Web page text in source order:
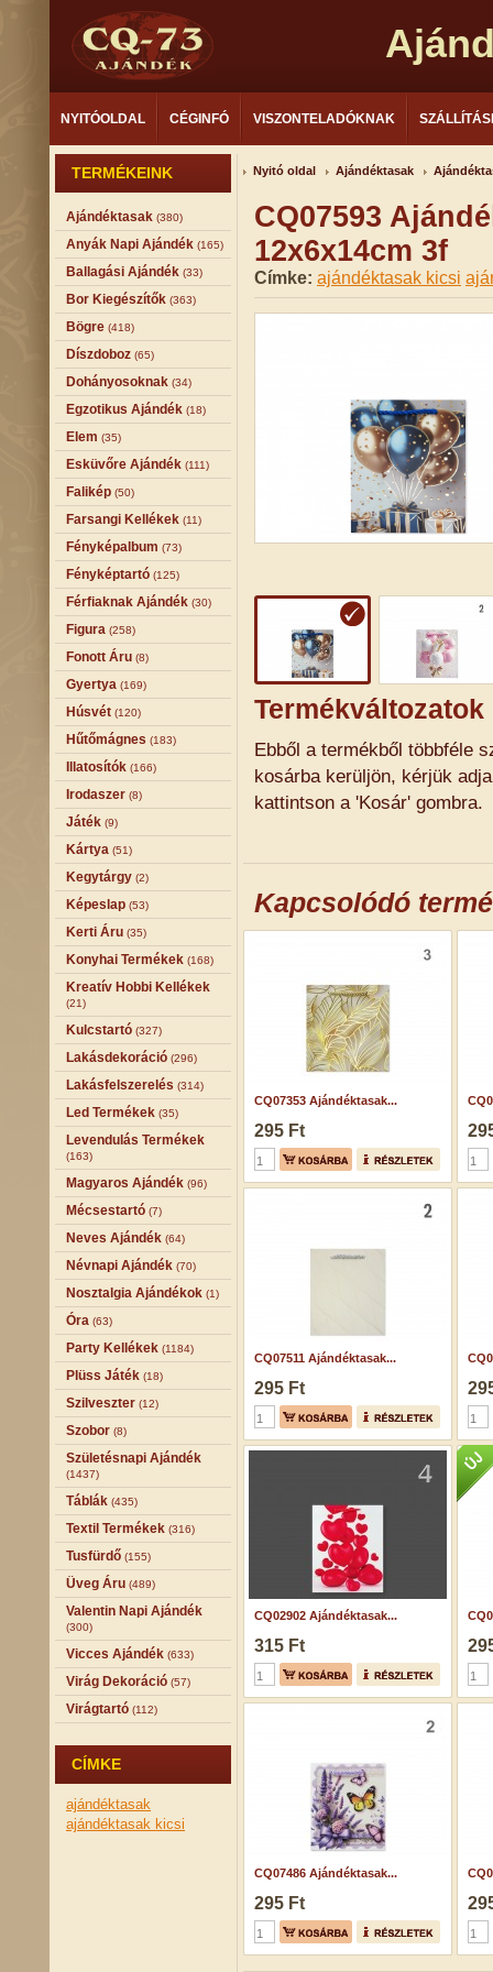
NYITÓOLDAL CÉGINFÓ VISZONTELADÓKNAK
TERMÉKEINK
Ajándéktasak (380)
Anyák Napi Ajándék (165)
Ballagási Ajándék (33)
Bor Kiegészítők (363)
Bögre (418)
Díszdoboz (65)
Dohányosoknak (34)
Egzotikus Ajándék (18)
Elem (35)
Esküvőre Ajándék (111)
Falikép (50)
Farsangi Kellékek (11)
Fényképalbum (73)
Fényképtartó (125)
Férfiaknak Ajándék (30)
Figura (258)
Fonott Áru (8)
Gyertya (169)
Húsvét (120)
Hűtőmágnes (183)
Illatosítók (166)
Irodaszer (8)
Játék (9)
Kártya (51)
Kegytárgy (2)
Képeslap (53)
Kerti Áru (35)
Konyhai Termékek (168)
Kreatív Hobbi Kellékek
(21)
Kulcstartó (327)
Lakásdekoráció (296)
Lakásfelszerelés (314)
Led Termékek (35)
Levendulás Termékek
(163)
Magyaros Ajándék (96)
Mécsestartó (7)
Neves Ajándék (64)
Névnapi Ajándék (70)
Nosztalgia Ajándékok (1)
Óra (63)
Party Kellékek (1184)
Plüss Játék (18)
Szilveszter (12)
Szobor (8)
Születésnapi Ajándék
(1437)
Táblák (435)
Textil Termékek (316)
Tusfürdő (155)
Üveg Áru (489)
Valentin Napi Ajándék
(300)
Vicces Ajándék (633)
Virág Dekoráció (57)
Virágtartó (112)
CÍMKE
ajándéktasak
ajándéktasak kicsi
Nyitó oldal Ajándéktasak
CQ07593
12x6x14cm 3f
Címke: ajándéktasak kicsi
Termékváltozatok
Ebből a termékből többféle
kosárba kerüljön, kérjük
kattintson a 'Kosár' gombra.
Kapcsolódó
CQ07353 Ajándéktasak...
295 Ft
CQ07511 Ajándéktasak...
295 Ft
CQ02902 Ajándéktasak...
315 Ft
CQ07486 Ajándéktasak...
295 Ft